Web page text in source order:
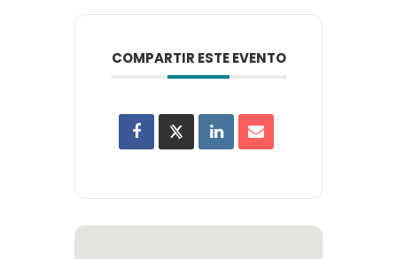
COMPARTIR ESTE EVENTO